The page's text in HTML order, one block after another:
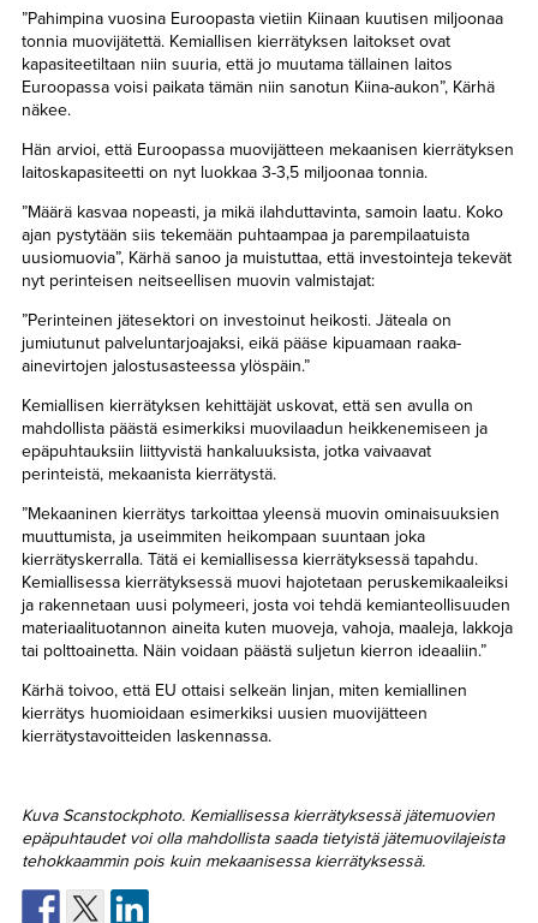
”Pahimpina vuosina Euroopasta vietiin Kiinaan kuutisen miljoonaa
tonnia muovijätettä. Kemiallisen kierrätyksen laitokset ovat
kapasiteetiltaan niin suuria, että jo muutama tällainen laitos
Euroopassa voisi paikata tämän niin sanotun Kiina-aukon”, Kärhä
näkee.
Hän arvioi, että Euroopassa muovijätteen mekaanisen kierrätyksen
laitoskapasiteetti on nyt luokkaa 3-3,5 miljoonaa tonnia.
”Määrä kasvaa nopeasti, ja mikä ilahduttavinta, samoin laatu. Koko
ajan pystytään siis tekemään puhtaampaa ja parempilaatuista
uusiomuovia”, Kärhä sanoo ja muistuttaa, että investointeja tekevät
nyt perinteisen neitseellisen muovin valmistajat:
”Perinteinen jätesektori on investoinut heikosti. Jäteala on
jumiutunut palveluntarjoajaksi, eikä pääse kipuamaan raaka-
ainevirtojen jalostusasteessa ylöspäin.”
Kemiallisen kierrätyksen kehittäjät uskovat, että sen avulla on
mahdollista päästä esimerkiksi muovilaadun heikkenemiseen ja
epäpuhtauksiin liittyvistä hankaluuksista, jotka vaivaavat
perinteistä, mekaanista kierrätystä.
”Mekaaninen kierrätys tarkoittaa yleensä muovin ominaisuuksien
muuttumista, ja useimmiten heikompaan suuntaan joka
kierrätyskerralla. Tätä ei kemiallisessa kierrätyksessä tapahdu.
Kemiallisessa kierrätyksessä muovi hajotetaan peruskemikaaleiksi
ja rakennetaan uusi polymeeri, josta voi tehdä kemianteollisuuden
materiaalituotannon aineita kuten muoveja, vahoja, maaleja, lakkoja
tai polttoainetta. Näin voidaan päästä suljetun kierron ideaaliin.”
Kärhä toivoo, että EU ottaisi selkeän linjan, miten kemiallinen
kierrätys huomioidaan esimerkiksi uusien muovijätteen
kierrätystavoitteiden laskennassa.
Kuva Scanstockphoto. Kemiallisessa kierrätyksessä jätemuovien
epäpuhtaudet voi olla mahdollista saada tietyistä jätemuovilajeista
tehokkaammin pois kuin mekaanisessa kierrätyksessä.